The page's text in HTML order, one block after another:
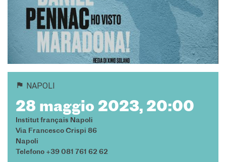
DELF Prim
Risultati
MEDIATECA
Presentazione
Culturethèque, biblioteca
digitale
SCUOLA & UNIVERSITÀ
Cooperazione educativa
Cooperazione
Studiare in Francia
NAPOLI
28 maggio 2023, 20:00
Institut français Napoli
Via Francesco Crispi 86
Napoli
Telefono +39 081 761 62 62